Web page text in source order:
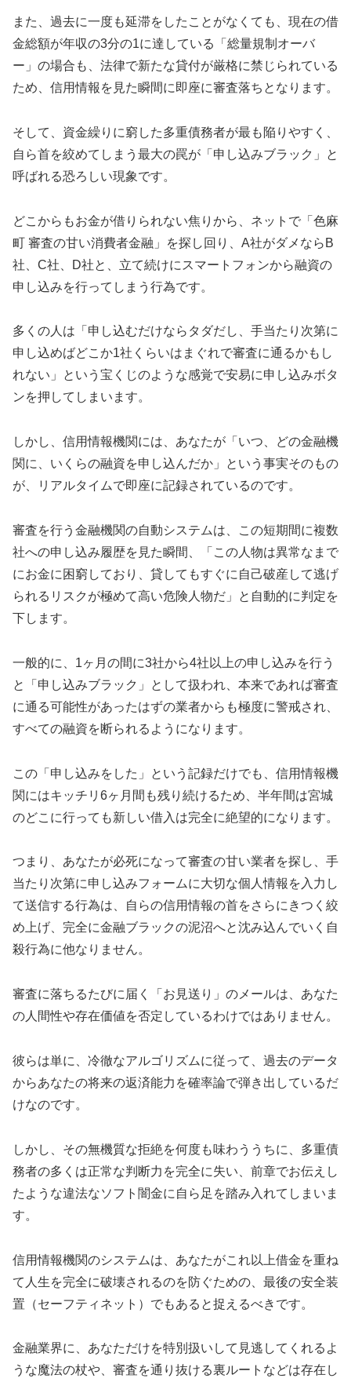
また、過去に一度も延滞をしたことがなくても、現在の借
金総額が年収の3分の1に達している「総量規制オーバ
ー」の場合も、法律で新たな貸付が厳格に禁じられている
ため、信用情報を見た瞬間に即座に審査落ちとなります。
そして、資金繰りに窮した多重債務者が最も陥りやすく、
自ら首を絞めてしまう最大の罠が「申し込みブラック」と
呼ばれる恐ろしい現象です。
どこからもお金が借りられない焦りから、ネットで「色麻
町 審査の甘い消費者金融」を探し回り、A社がダメならB
社、C社、D社と、立て続けにスマートフォンから融資の
申し込みを行ってしまう行為です。
多くの人は「申し込むだけならタダだし、手当たり次第に
申し込めばどこか1社くらいはまぐれで審査に通るかもし
れない」という宝くじのような感覚で安易に申し込みボタ
ンを押してしまいます。
しかし、信用情報機関には、あなたが「いつ、どの金融機
関に、いくらの融資を申し込んだか」という事実そのもの
が、リアルタイムで即座に記録されているのです。
審査を行う金融機関の自動システムは、この短期間に複数
社への申し込み履歴を見た瞬間、「この人物は異常なまで
にお金に困窮しており、貸してもすぐに自己破産して逃げ
られるリスクが極めて高い危険人物だ」と自動的に判定を
下します。
一般的に、1ヶ月の間に3社から4社以上の申し込みを行う
と「申し込みブラック」として扱われ、本来であれば審査
に通る可能性があったはずの業者からも極度に警戒され、
すべての融資を断られるようになります。
この「申し込みをした」という記録だけでも、信用情報機
関にはキッチリ6ヶ月間も残り続けるため、半年間は宮城
のどこに行っても新しい借入は完全に絶望的になります。
つまり、あなたが必死になって審査の甘い業者を探し、手
当たり次第に申し込みフォームに大切な個人情報を入力し
て送信する行為は、自らの信用情報の首をさらにきつく絞
め上げ、完全に金融ブラックの泥沼へと沈み込んでいく自
殺行為に他なりません。
審査に落ちるたびに届く「お見送り」のメールは、あなた
の人間性や存在価値を否定しているわけではありません。
彼らは単に、冷徹なアルゴリズムに従って、過去のデータ
からあなたの将来の返済能力を確率論で弾き出しているだ
けなのです。
しかし、その無機質な拒絶を何度も味わううちに、多重債
務者の多くは正常な判断力を完全に失い、前章でお伝えし
たような違法なソフト闇金に自ら足を踏み入れてしまいま
す。
信用情報機関のシステムは、あなたがこれ以上借金を重ね
て人生を完全に破壊されるのを防ぐための、最後の安全装
置（セーフティネット）でもあると捉えるべきです。
金融業界に、あなただけを特別扱いして見逃してくれるよ
うな魔法の杖や、審査を通り抜ける裏ルートなどは存在し